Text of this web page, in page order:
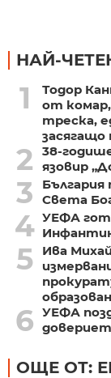
НАЙ-
1
Тодор
от
треска,
засягащо
2
38-
язовир
3
Света
4 УЕФА
5
Ива
6 УЕФА
ОЩЕ ОТ: